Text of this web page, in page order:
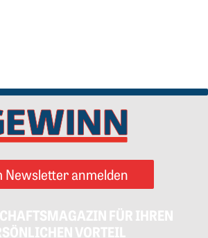
Newsletter anmelden
FÜR IHREN
VORTEIL